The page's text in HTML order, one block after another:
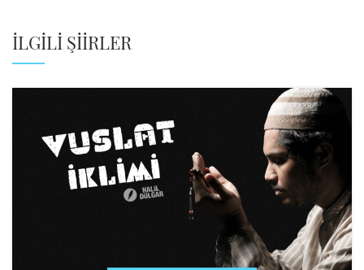
İLGILI ŞIIRLER